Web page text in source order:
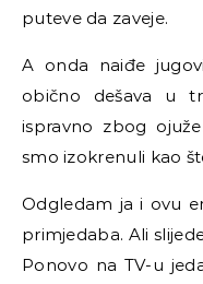
puteve da zaveje.
A onda naiđe
obično dešava u
ispravno zbog
smo izokrenuli kao
Odgledam ja i ovu
primjedaba. Ali
Ponovo na TV-u